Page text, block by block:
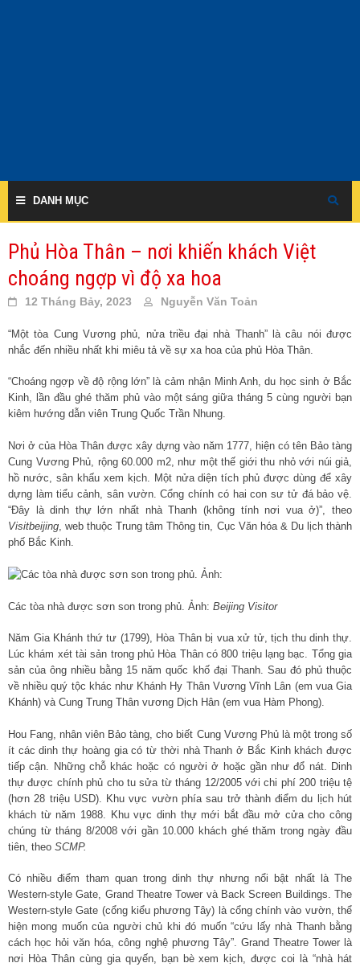
DANH MỤC
Phủ Hòa Thân – nơi khiến khách Việt
choáng ngợp vì độ xa hoa
12 Tháng Bảy, 2023 Nguyễn Văn Toản
“Một tòa Cung Vương phủ, nửa triều đại nhà Thanh” là câu nói được
nhắc đến nhiều nhất khi miêu tả về sự xa hoa của phủ Hòa Thân.
“Choáng ngợp về độ rộng lớn” là cảm nhận Minh Anh, du học sinh ở Bắc
Kinh, lần đầu ghé thăm phủ vào một sáng giữa tháng 5 cùng người bạn
kiêm hướng dẫn viên Trung Quốc Trần Nhung.
Nơi ở của Hòa Thân được xây dựng vào năm 1777, hiện có tên Bảo tàng
Cung Vương Phủ, rộng 60.000 m2, như một thế giới thu nhỏ với núi giả,
hồ nước, sân khấu xem kịch. Một nửa diện tích phủ được dùng để xây
dựng làm tiểu cảnh, sân vườn. Cổng chính có hai con sư tử đá bảo vệ.
“Đây là dinh thự lớn nhất nhà Thanh (không tính nơi vua ở)”, theo
Visitbeijing , web thuộc Trung tâm Thông tin, Cục Văn hóa & Du lịch thành
phố Bắc Kinh.
Các tòa nhà được sơn son trong phủ. Ảnh: Beijing Visitor
Năm Gia Khánh thứ tư (1799), Hòa Thân bị vua xử tử, tịch thu dinh thự.
Lúc khám xét tài sản trong phủ Hòa Thân có 800 triệu lạng bạc. Tổng gia
sản của ông nhiều bằng 15 năm quốc khố đại Thanh. Sau đó phủ thuộc
về nhiều quý tộc khác như Khánh Hy Thân Vương Vĩnh Lân (em vua Gia
Khánh) và Cung Trung Thân vương Dịch Hân (em vua Hàm Phong).
Hou Fang, nhân viên Bảo tàng, cho biết Cung Vương Phủ là một trong số
ít các dinh thự hoàng gia có từ thời nhà Thanh ở Bắc Kinh khách được
tiếp cận. Những chỗ khác hoặc có người ở hoặc gần như đổ nát. Dinh
thự được chính phủ cho tu sửa từ tháng 12/2005 với chi phí 200 triệu tệ
(hơn 28 triệu USD). Khu vực vườn phía sau trở thành điểm du lịch hút
khách từ năm 1988. Khu vực dinh thự mới bắt đầu mở cửa cho công
chúng từ tháng 8/2008 với gần 10.000 khách ghé thăm trong ngày đầu
tiên, theo SCMP.
Có nhiều điểm tham quan trong dinh thự nhưng nổi bật nhất là The
Western-style Gate, Grand Theatre Tower và Back Screen Buildings. The
Western-style Gate (cổng kiểu phương Tây) là cổng chính vào vườn, thể
hiện mong muốn của người chủ khi đó muốn “cứu lấy nhà Thanh bằng
cách học hỏi văn hóa, công nghệ phương Tây”. Grand Theatre Tower là
nơi Hòa Thân cùng gia quyến, bạn bè xem kịch, được coi là “nhà hát